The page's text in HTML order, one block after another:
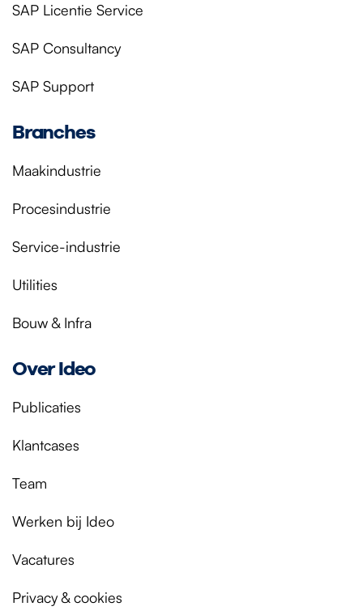
SAP Licentie Service
SAP Consultancy
SAP Support
Branches
Maakindustrie
Procesindustrie
Service-industrie
Utilities
Bouw & Infra
Over Ideo
Publicaties
Klantcases
Team
Werken bij Ideo
Vacatures
Privacy & cookies